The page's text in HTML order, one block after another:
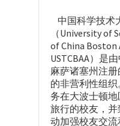
中国科学技术
（University of
of China Boston
USTCBAA）是
麻萨诸塞州注
的非营利性组
务在大波士顿
旅行的校友，
动加强校友交